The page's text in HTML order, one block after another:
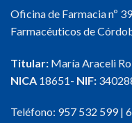
Oficina de Farmacia nº
Farmacéuticos de
Titular: María Araceli
NICA 18651- NIF:
Teléfono: 957 532 599|